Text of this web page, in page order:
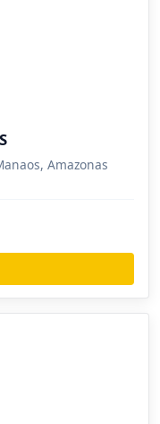
Amazonas